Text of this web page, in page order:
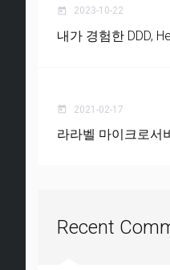
today 2023-10-22
내가 경험한 DDD,
today 2021-02-17
라라벨 마이크로서
Recent